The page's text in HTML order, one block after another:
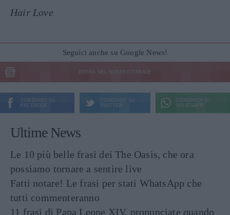
Hair Love
Seguici anche su Google News!
ENTRA NEL NOSTRO CANALE
CONDIVIDI SU
FACEBOOK
CONDIVIDI SU
TWITTER
CONDIVIDI SU
WHATSAPP
Ultime News
Le 10 più belle frasi dei The Oasis, che ora
possiamo tornare a sentire live
Fatti notare! Le frasi per stati WhatsApp che
tutti commenteranno
11 frasi di Papa Leone XIV, pronunciate quando